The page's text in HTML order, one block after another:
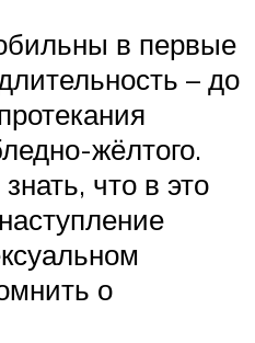
в первые
– до
жёлтого.
что в это
о